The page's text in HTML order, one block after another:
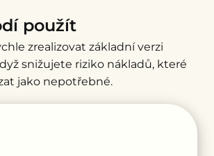
použít
zrealizovat základní verzi
snižujete riziko nákladů, které
jako nepotřebné.